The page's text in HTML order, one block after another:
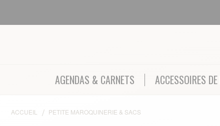
AGENDAS & CARNETS ACCESSOIRES
ACCUEIL PETITE MAROQUINERIE & SACS